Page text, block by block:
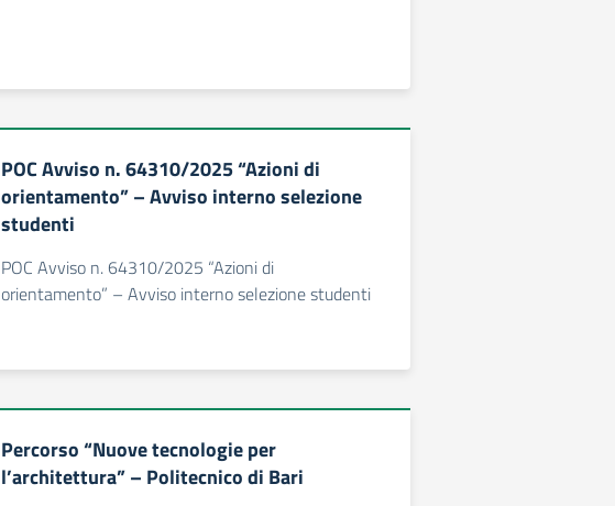
POC Avviso n. 64310/2025 “Azioni di
orientamento” – Avviso interno selezione
studenti
POC Avviso n. 64310/2025 “Azioni di
orientamento” – Avviso interno selezione studenti
Percorso “Nuove tecnologie per
l’architettura” – Politecnico di Bari